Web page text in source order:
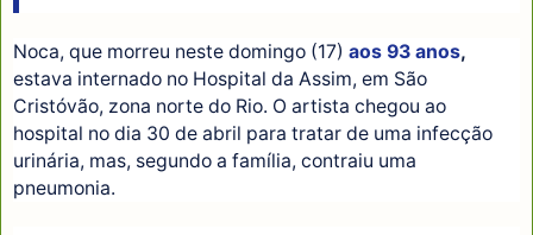
Noca, que morreu neste domingo (17) aos 93 anos,
estava internado no Hospital da Assim, em São
Cristóvão, zona norte do Rio. O artista chegou ao
hospital no dia 30 de abril para tratar de uma infecção
urinária, mas, segundo a família, contraiu uma
pneumonia.